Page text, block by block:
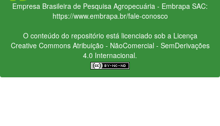
Empresa Brasileira de Pesquisa Agropecuária - Embrapa SAC:
https://www.embrapa.br/fale-conosco
O conteúdo do repositório está licenciado sob a Licença
Creative CommonsAtribuição - NãoComercial - SemDerivações
4.0 Internacional.